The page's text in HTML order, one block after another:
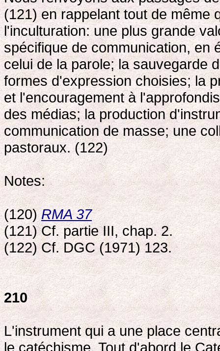
(121) en rappelant tout de même
l'inculturation: une plus grande
spécifique de communication, en
celui de la parole; la sauvegarde
formes d'expression choisies; la
et l'encouragement à
des médias; la production
communication de masse; une
pastoraux. (122)
Notes:
(120)RMA 37
(121) Cf. partie III, chap. 2.
(122) Cf. DGC (1971) 123.
210
L'instrument qui a une place
le catéchisme. Tout d'abord le